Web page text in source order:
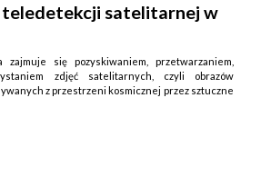
satelitarnej w
się pozyskiwaniem, przetwarzaniem,
zdjęć satelitarnych, czyli obrazów
z przestrzeni kosmicznej przez sztuczne